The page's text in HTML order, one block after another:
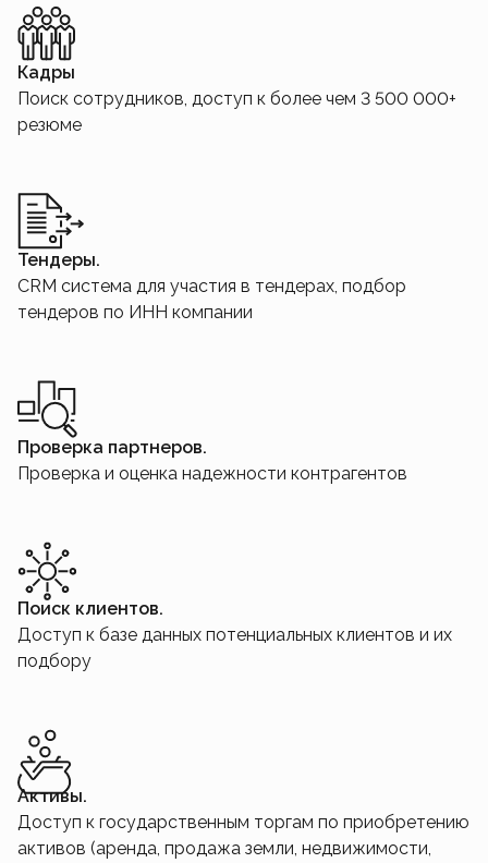
Кадры
Поиск сотрудников, доступ к более чем 3 500 000+
резюме
Тендеры.
CRM система для участия в тендерах, подбор
тендеров по ИНН компании
Проверка партнеров.
Проверка и оценка надежности контрагентов
Поиск клиентов.
Доступ к базе данных потенциальных клиентов и их
подбору
Активы.
Доступ к государственным торгам по приобретению
активов (аренда, продажа земли, недвижимости,